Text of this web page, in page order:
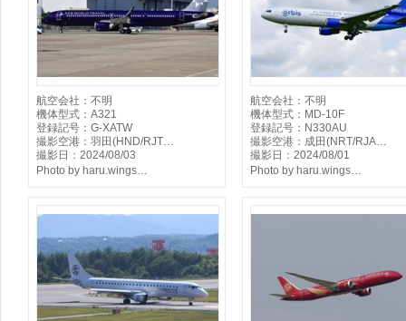
航空会社：不明
機体型式：A321
登録記号：G-XATW
撮影空港：羽田(HND/RJT…
撮影日：2024/08/03
Photo by haru.wings…
航空会社：不明
機体型式：MD-10F
登録記号：N330AU
撮影空港：成田(NRT/RJA…
撮影日：2024/08/01
Photo by haru.wings…